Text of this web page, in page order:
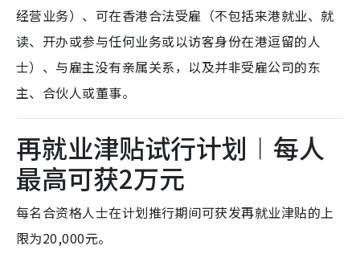
经营业务）、可在香港合法受雇（不包括来港就业、就
读、开办或参与任何业务或以访客身份在港逗留的人
士）、与雇主没有亲属关系，以及并非受雇公司的东
主、合伙人或董事。
再就业津贴试行计划︱每人
最高可获2万元
每名合资格人士在计划推行期间可获发再就业津贴的上
限为20,000元。